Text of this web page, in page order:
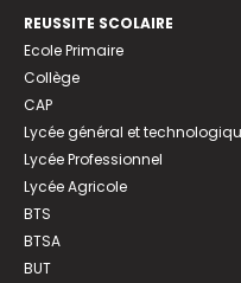
REUSSITE SCOLAIRE
Ecole Primaire
Collège
CAP
Lycée général et
Lycée Professionnel
Lycée Agricole
BTS
BTSA
BUT